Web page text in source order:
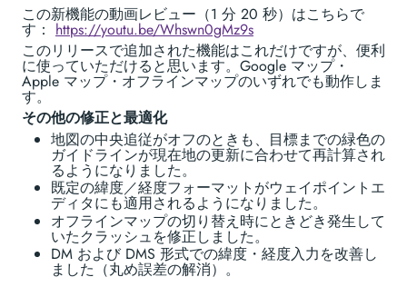
この新機能の動画レビュー（1 分 20 秒）はこちらで
す： https://youtu.be/Whswn0gMz9s
このリリースで追加された機能はこれだけですが、便利
に使っていただけると思います。Google マップ・
Apple マップ・オフラインマップのいずれでも動作しま
す。
その他の修正と最適化
地図の中央追従がオフのときも、目標までの緑色の
ガイドラインが現在地の更新に合わせて再計算され
るようになりました。
既定の緯度／経度フォーマットがウェイポイントエ
ディタにも適用されるようになりました。
オフラインマップの切り替え時にときどき発生して
いたクラッシュを修正しました。
DM および DMS 形式での緯度・経度入力を改善し
ました（丸め誤差の解消）。